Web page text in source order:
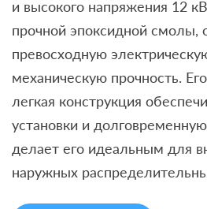
и высокого напряжения 12
прочной эпоксидной смолы,
превосходную
механическую прочность.
легкая конструкция
установки и
делает его идеальным для
наружных